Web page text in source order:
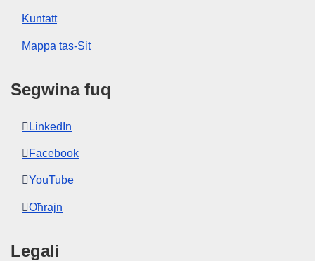
Kuntatt
Mappa tas-Sit
Segwina fuq
LinkedIn
Facebook
YouTube
Oħrajn
Legali